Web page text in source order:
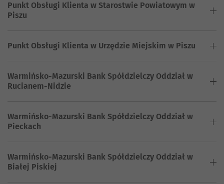
Punkt Obsługi Klienta w Starostwie Powiatowym w
Piszu
Punkt Obsługi Klienta w Urzędzie Miejskim w Piszu
Warmińsko-Mazurski Bank Spółdzielczy Oddział w
Rucianem-Nidzie
Warmińsko-Mazurski Bank Spółdzielczy Oddział w
Pieckach
Warmińsko-Mazurski Bank Spółdzielczy Oddział w
Białej Piskiej